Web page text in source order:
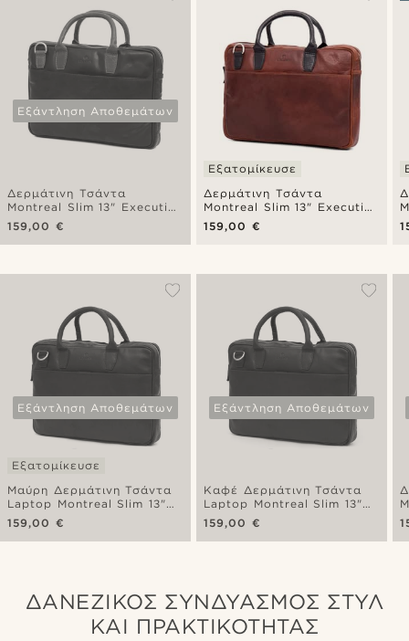
Εξάντληση Αποθεμάτων
Δερμάτινη Τσάντα
Montreal Slim 13" Executive
Black & Tan
159,00 €
Δερμάτινη Τσάντα
Montreal Slim 13" Executive
Tan & Black
Εξατομίκευσε
159,00 €
Εξάντληση Αποθεμάτων
Μαύρη Δερμάτινη Τσάντα
Laptop Montreal Slim 13"
Executive
Εξατομίκευσε
159,00 €
Εξάντληση Αποθεμάτων
Καφέ Δερμάτινη Τσάντα
Laptop Montreal Slim 13"
Executive
159,00 €
ΔΑΝΈΖΙΚΟΣ ΣΥΝΔΥΑΣΜΌΣ ΣΤΥΛ
ΚΑΙ ΠΡΑΚΤΙΚΌΤΗΤΑΣ